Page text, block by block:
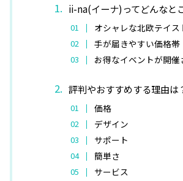
ii-na(イーナ)ってどんなと
オシャレな北欧テイ
手が届きやすい価格帯
お得なイベントが開催
評判やおすすめする理由は
価格
デザイン
サポート
簡単さ
サービス